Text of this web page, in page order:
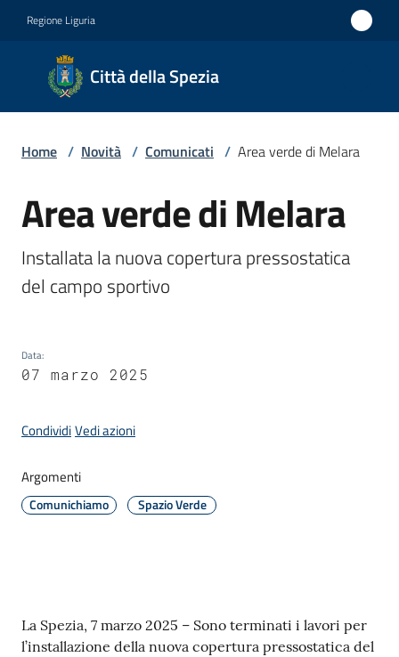
Regione Liguria
Città della Spezia
Città
della
Medaglia
d'oro al
Merito
Civile
Medaglia
Militare
Novità
il
Comune
Home / Novità / Comunicati / Area verde di Melara
Salta al contenuto
Area verde di Melara
Installata la nuova copertura pressostatica
del campo sportivo
Data:
07 marzo 2025
CondividiVedi azioni
Argomenti
Comunichiamo Spazio Verde
Contenuto
La Spezia, 7 marzo 2025 – Sono terminati i lavori per
l’installazione della nuova copertura pressostatica del